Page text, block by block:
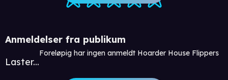
Anmeldelser fra publikum
Laster...
Foreløpig har ingen anmeldt Hoarder House Flippers